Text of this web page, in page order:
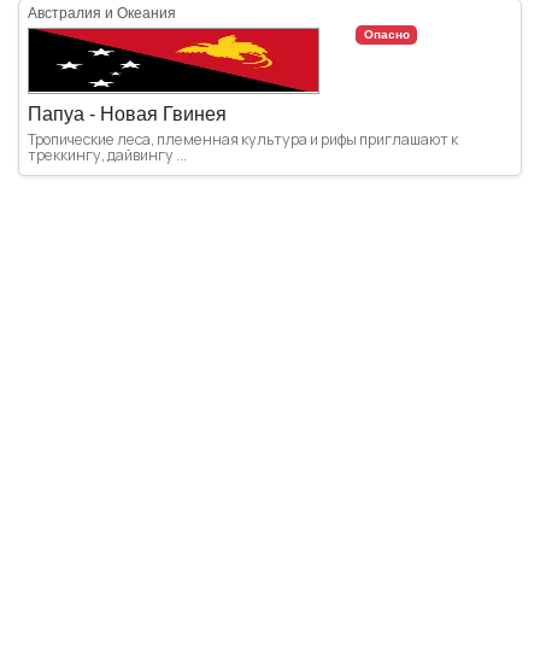
Австралия и Океания
Опасно
Папуа - Новая Гвинея
Тропические леса, племенная культура и рифы приглашают к
треккингу, дайвингу ...